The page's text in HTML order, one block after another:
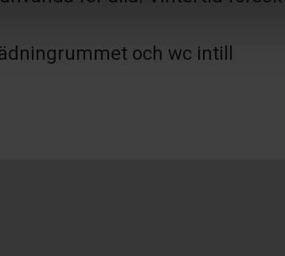
och wc intill